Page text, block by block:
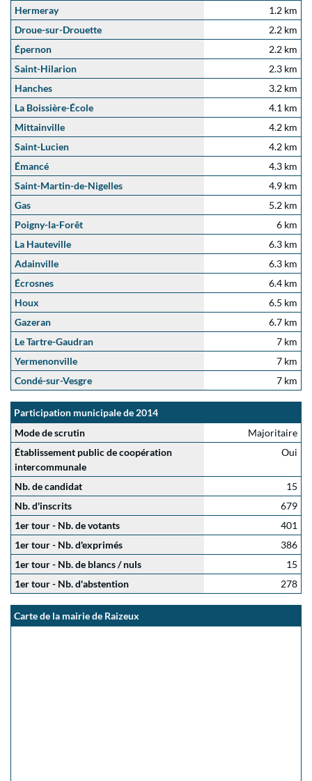
Hermeray
1.2 km
Droue-sur-Drouette
2.2 km
Épernon
2.2 km
Saint-Hilarion
2.3 km
Hanches
3.2 km
La Boissière-École
4.1 km
Mittainville
4.2 km
Saint-Lucien
4.2 km
Émancé
4.3 km
Saint-Martin-de-Nigelles
4.9 km
Gas
5.2 km
Poigny-la-Forêt
6 km
La Hauteville
6.3 km
Adainville
6.3 km
Écrosnes
6.4 km
Houx
6.5 km
Gazeran
6.7 km
Le Tartre-Gaudran
7 km
Yermenonville
7 km
Condé-sur-Vesgre
7 km
Participation municipale de 2014
Mode de scrutin
Majoritaire
Établissement public de coopération
intercommunale
Oui
Nb. de candidat
15
Nb. d'inscrits
679
1er tour - Nb. de votants
401
1er tour - Nb. d'exprimés
386
1er tour - Nb. de blancs / nuls
15
1er tour - Nb. d'abstention
278
Carte de la mairie de Raizeux